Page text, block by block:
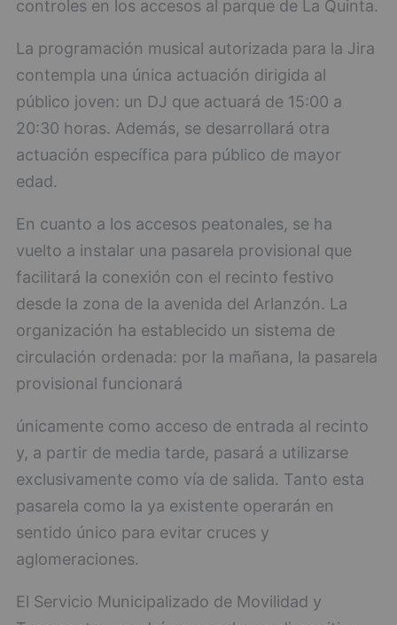
controles en los accesos al parque de La Quinta.
La programación musical autorizada para la Jira
contempla una única actuación dirigida al
público joven: un DJ que actuará de 15:00 a
20:30 horas. Además, se desarrollará otra
actuación específica para público de mayor
edad.
En cuanto a los accesos peatonales, se ha
vuelto a instalar una pasarela provisional que
facilitará la conexión con el recinto festivo
desde la zona de la avenida del Arlanzón. La
organización ha establecido un sistema de
circulación ordenada: por la mañana, la pasarela
provisional funcionará
únicamente como acceso de entrada al recinto
y, a partir de media tarde, pasará a utilizarse
exclusivamente como vía de salida. Tanto esta
pasarela como la ya existente operarán en
sentido único para evitar cruces y
aglomeraciones.
El Servicio Municipalizado de Movilidad y